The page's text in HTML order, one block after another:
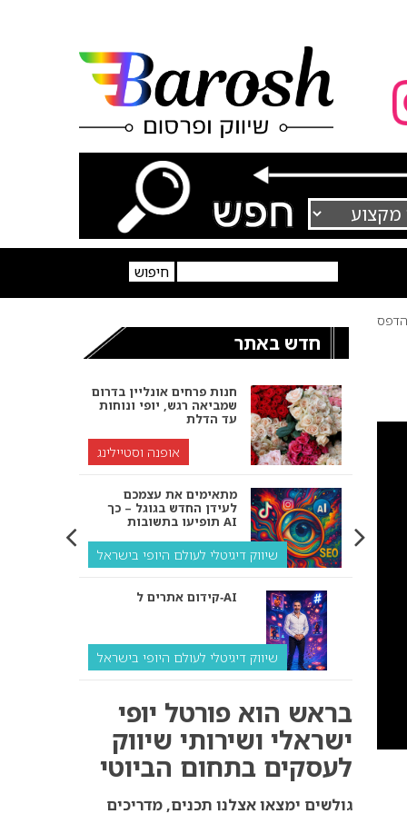
הדפס
חדש באתר
חנות פרחים אונליין בדרום
שמביאה רגש, יופי ונוחות
עד הדלת
אופנה וסטיילינג
מתאימים את עצמכם
לעידן החדש בגוגל – כך
תופיעו בתשובות AI
שיווק דיגיטלי לעולם היופי בישראל
קידום אתרים ל‑AI
שיווק דיגיטלי לעולם היופי בישראל
ולמה העסק שלך צריך
שיווק דיגיטלי לעסקים
קידום ל‑AI לעומת קידום
בראש הוא פורטל יופי
ישראלי ושירותי שיווק
לעסקים בתחום הביוטי
גולשים ימצאו אצלנו תכנים, מדריכים